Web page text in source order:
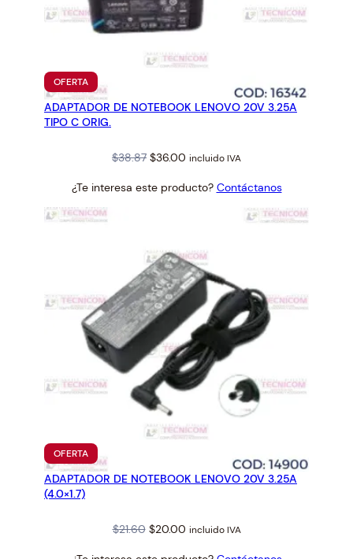
U
E
S
t
OFERTAPRODUCTO
EN
OFERTA
ADAPTADOR DE NOTEBOOK LENOVO 20V 3.25A
TIPO C ORIG.
$38.87 Original
was:
$36.00 Current
is:
incluido IVA
¿Te interesa este producto? Contáctanos
OFERTAPRODUCTO
EN
OFERTA
ADAPTADOR DE NOTEBOOK LENOVO 20V 3.25A
(4.0×1.7)
$21.60 Original
$20.00Current
incluido IVA